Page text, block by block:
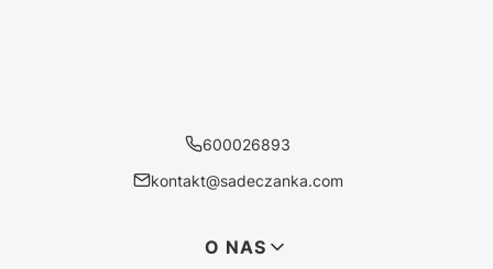
600026893
kontakt@sadeczanka.com
O NAS